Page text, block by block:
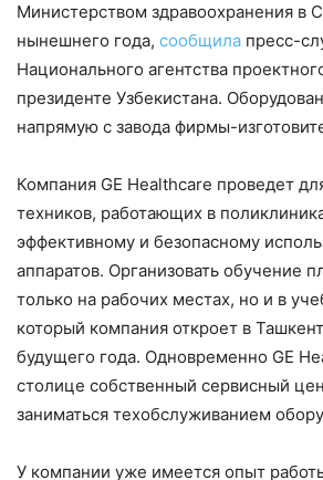
Министерством здравоохранения в
нынешнего года, сообщила пресс-
Национального агентства
президенте Узбекистана.
напрямую с завода фирмы-
Компания GE Healthcare проведет
техников, работающих в
эффективному и безопасному
аппаратов. Организовать обучение
только на рабочих местах, но и в
который компания откроет в
будущего года. Одновременно GE
столице собственный сервисный
заниматься техобслуживанием
У компании уже имеется опыт